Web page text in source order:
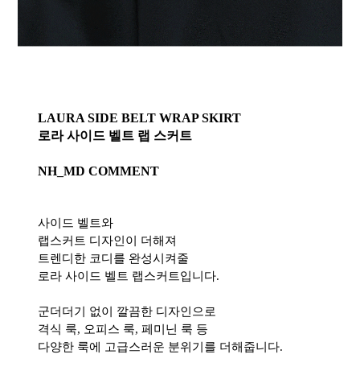
LAURA SIDE BELT WRAP SKIRT
로라 사이드 벨트 랩 스커트
NH_MD COMMENT
사이드 벨트와
랩스커트 디자인이 더해져
트렌디한 코디를 완성시켜줄
로라 사이드 벨트 랩스커트입니다.
군더더기 없이 깔끔한 디자인으로
격식 룩, 오피스 룩, 페미닌 룩 등
다양한 룩에 고급스러운 분위기를 더해줍니다.